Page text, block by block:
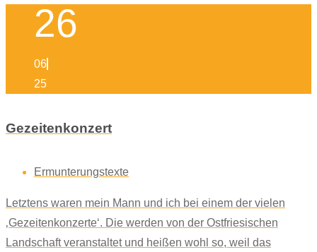
26
06
25
Gezeitenkonzert
Ermunterungstexte
Letztens waren mein Mann und ich bei einem der vielen
‚Gezeitenkonzerte‘. Die werden von der Ostfriesischen
Landschaft veranstaltet und heißen wohl so, weil das